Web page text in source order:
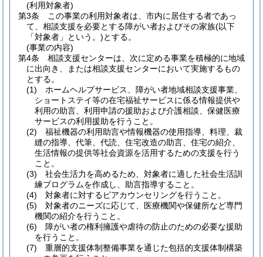
(利用対象者)
第3条
この事業の利用対象者は、市内に居住する者であっ
て、相談支援を必要とする障がい者およびその家族(以下
「対象者」という。)とする。
(事業の内容)
第4条
相談支援センターは、次に定める事業を積極的に地域
に出向き、または相談支援センターにおいて実施するもの
とする。
(1)
ホームヘルプサービス、障がい者地域相談支援事業、
ショートステイ等の在宅福祉サービスに係る情報提供や
利用の助言、利用申請の援助および介護相談、保健医療
サービスの利用援助を行うこと。
(2)
福祉機器の利用助言や情報機器の使用指導、料理、裁
縫の指導、代筆、代読、住宅改造の助言、住宅の紹介、
生活情報の提供等社会資源を活用するための支援を行う
こと。
(3)
社会生活力を高めるため、対象者に適した社会生活訓
練プログラムを作成し、助言指導すること。
(4)
対象者に対するピアカウンセリングを行うこと。
(5)
対象者のニーズに応じて、医療機関や保健所など専門
機関の紹介を行うこと。
(6)
障がい者の権利擁護や虐待の防止のための必要な援助
を行うこと。
(7)
重層的支援体制整備事業を通じた包括的支援体制構築